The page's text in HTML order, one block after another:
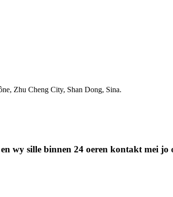
Zhu Cheng City, Shan Dong, Sina.
wy sille binnen 24 oeren kontakt mei jo